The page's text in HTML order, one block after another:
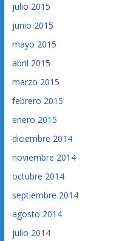
julio 2015
junio 2015
mayo 2015
abril 2015
marzo 2015
febrero 2015
enero 2015
diciembre 2014
noviembre 2014
octubre 2014
septiembre 2014
agosto 2014
julio 2014